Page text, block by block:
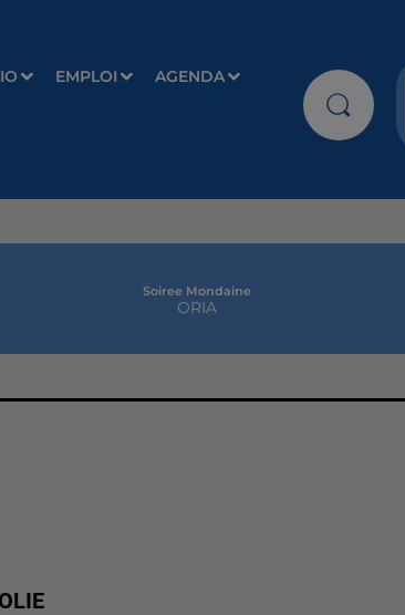
EMPLOI AGENDA
Soiree Mondaine
ORIA